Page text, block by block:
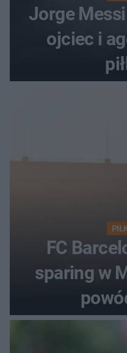
Jorge
ojciec i
FC
sparing w